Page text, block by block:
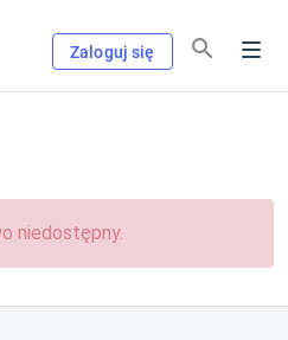
Zaloguj się
niedostępny.